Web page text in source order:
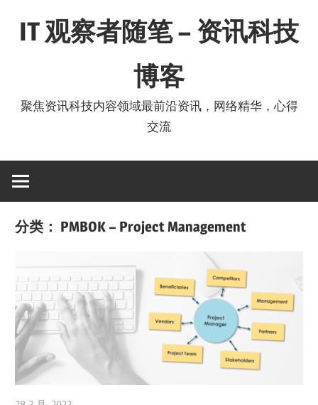
IT 观察者随笔 – 资讯科技
博客
聚焦资讯科技内容领域最前沿资讯，网络精华，心得
交流
分类： PMBOK – Project Management